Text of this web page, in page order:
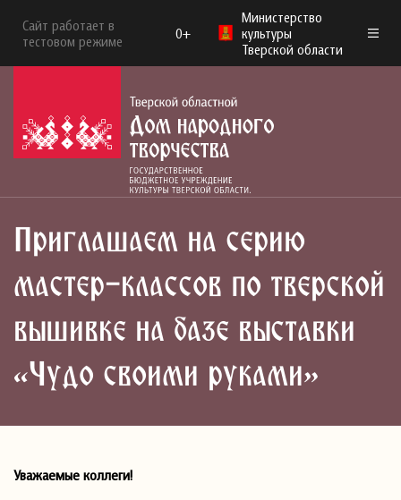
Сайт работает в
тестовом режиме
0+
Министерство
культуры
Тверской области
Приглашаем на серию
мастер-классов по тверской
вышивке на базе выставки
«Чудо своими руками»
Уважаемые коллеги!